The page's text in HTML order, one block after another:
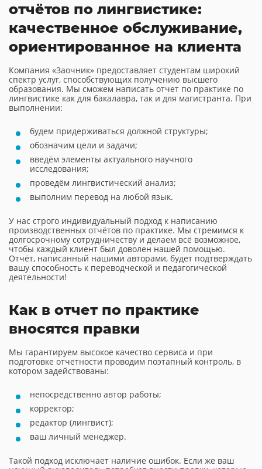
отчётов по лингвистике:
качественное обслуживание,
ориентированное на клиента
Компания «Заочник» предоставляет студентам широкий
спектр услуг, способствующих получению высшего
образования. Мы сможем написать отчет по практике по
лингвистике как для бакалавра, так и для магистранта. При
выполнении:
будем придерживаться должной структуры;
обозначим цели и задачи;
введём элементы актуального научного
исследования;
проведём лингвистический анализ;
выполним перевод на любой язык.
У нас строго индивидуальный подход к написанию
производственных отчётов по практике. Мы стремимся к
долгосрочному сотрудничеству и делаем всё возможное,
чтобы каждый клиент был доволен нашей помощью.
Отчёт, написанный нашими авторами, будет подтверждать
вашу способность к переводческой и педагогической
деятельности!
Как в отчет по практике
вносятся правки
Мы гарантируем высокое качество сервиса и при
подготовке отчетности проводим поэтапный контроль, в
котором задействованы:
непосредственно автор работы;
корректор;
редактор (лингвист);
ваш личный менеджер.
Такой подход исключает наличие ошибок. Если же ваш